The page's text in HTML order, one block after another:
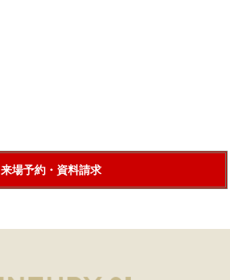
来場予約・資料請求